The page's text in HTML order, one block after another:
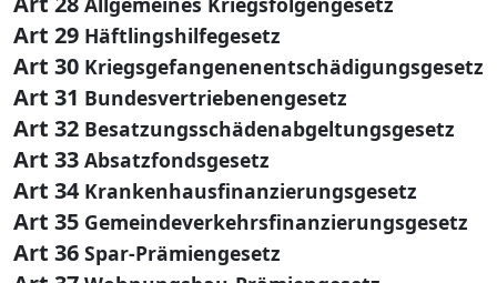
Art 29 Häftlingshilfegesetz
Art 30 Kriegsgefangenenentschädigungsgesetz
Art 31 Bundesvertriebenengesetz
Art 32 Besatzungsschädenabgeltungsgesetz
Art 33 Absatzfondsgesetz
Art 34 Krankenhausfinanzierungsgesetz
Art 35 Gemeindeverkehrsfinanzierungsgesetz
Art 36 Spar-Prämiengesetz